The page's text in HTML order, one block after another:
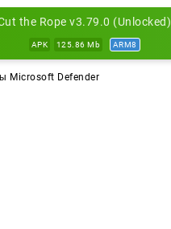
the Rope v3.79.0 (Unlocked)
APK 125.86 Mb ARM8
Microsoft Defender